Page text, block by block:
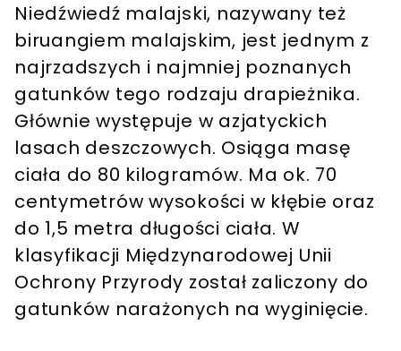
Niedźwiedź malajski, nazywany też
biruangiem malajskim, jest jednym z
najrzadszych i najmniej poznanych
gatunków tego rodzaju drapieżnika.
Głównie występuje w azjatyckich
lasach deszczowych. Osiąga masę
ciała do 80 kilogramów. Ma ok. 70
centymetrów wysokości w kłębie oraz
do 1,5 metra długości ciała. W
klasyfikacji Międzynarodowej Unii
Ochrony Przyrody został zaliczony do
gatunków narażonych na wyginięcie.